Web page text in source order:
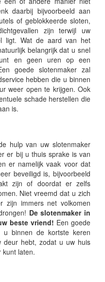
daarbij bijvoorbeeld aan
of geblokkeerde sloten,
zijn terwijl uw
ligt. Wat de aard van het
belangrijk dat u snel
en geen uren op een
goede slotenmaker zal
hebben die u binnen
weer open te krijgen. Ook
schade herstellen die
is.
hulp van uw slotenmaker
er bij u thuis sprake is van
er namelijk vaak voor dat
beveiligd is, bijvoorbeeld
zijn of doordat er zelfs
Niet vreemd dat u zich
zijn immers net volkomen
De slotenmaker in
beste vriend! Een goede
u binnen de kortste keren
deur hebt, zodat u uw huis
kunt laten.